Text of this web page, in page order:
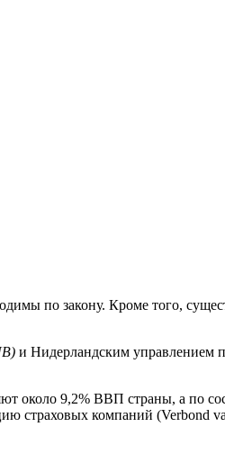
по закону. Кроме того,
) и Нидерландским управлением
около 9,2% ВВП страны, а по
страховых компаний (Verbond